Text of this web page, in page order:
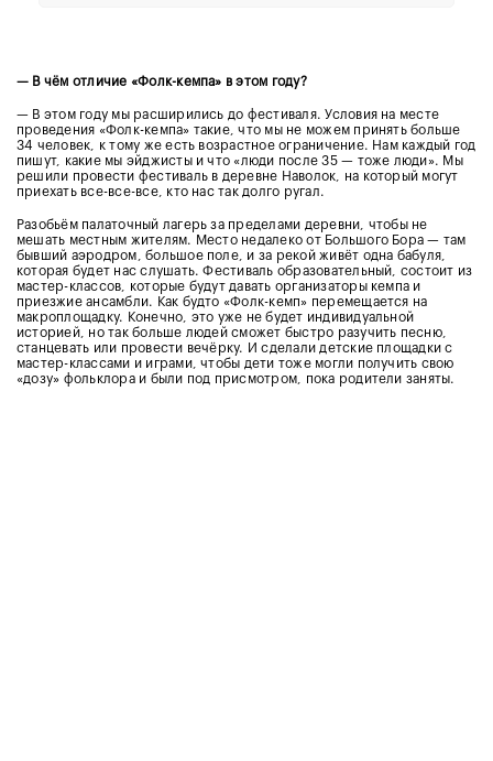
— В чём отличие «Фолк-кемпа» в этом году?
— В этом году мы расширились до фестиваля. Условия на месте
проведения «Фолк-кемпа» такие, что мы не можем принять больше
34 человек, к тому же есть возрастное ограничение. Нам каждый год
пишут, какие мы эйджисты и что «люди после 35 — тоже люди». Мы
решили провести фестиваль в деревне Наволок, на который могут
приехать все-все-все, кто нас так долго ругал.
Разобьём палаточный лагерь за пределами деревни, чтобы не
мешать местным жителям. Место недалеко от Большого Бора— там
бывший аэродром, большое поле, и за рекой живёт одна бабуля,
которая будет нас слушать.Фестиваль образовательный, состоит из
мастер-классов, которые будут давать организаторы кемпа и
приезжие ансамбли. Как будто «Фолк-кемп» перемещается на
макроплощадку. Конечно, это уже не будет индивидуальной
историей, но так больше людей сможет быстро разучить песню,
станцевать или провести вечёрку. И сделали детские площадки с
мастер-классами и играми, чтобы дети тоже могли получить свою
«дозу» фольклора и были под присмотром, пока родители заняты.